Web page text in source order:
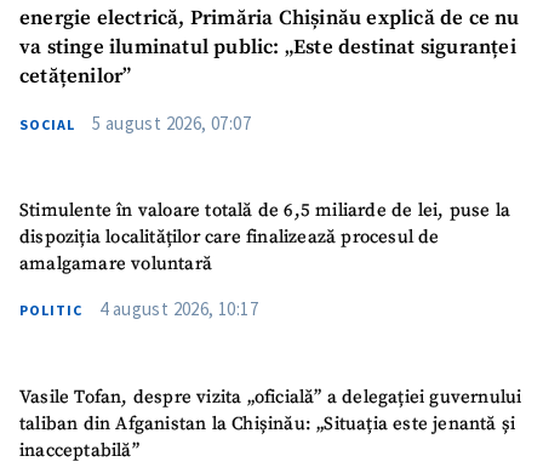
energie electrică, Primăria Chișinău explică de ce nu
va stinge iluminatul public: „Este destinat siguranței
cetățenilor”
SOCIAL 5 august 2026, 07:07
Stimulente în valoare totală de 6,5 miliarde de lei, puse la
dispoziția localităților care finalizează procesul de
amalgamare voluntară
POLITIC 4 august 2026, 10:17
Vasile Tofan, despre vizita „oficială” a delegației guvernului
taliban din Afganistan la Chișinău: „Situația este jenantă și
inacceptabilă”